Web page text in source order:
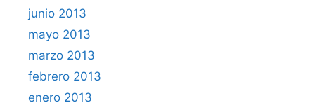
junio 2013
mayo 2013
marzo 2013
febrero 2013
enero 2013